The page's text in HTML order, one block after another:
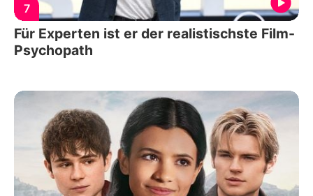
7
Für Experten ist er der realistischste Film-
Psychopath